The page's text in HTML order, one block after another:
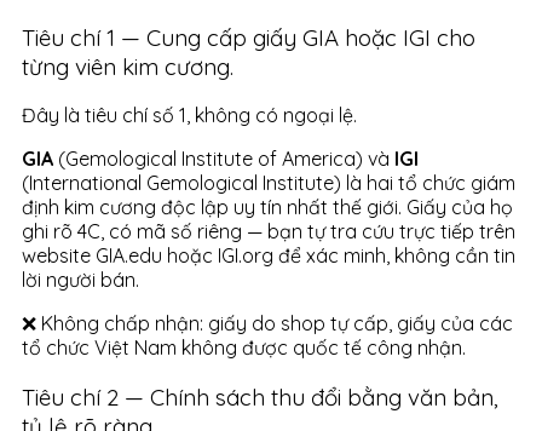
Tiêu chí 1 — Cung cấp giấy GIA hoặc IGI cho
từng viên kim cương.
Đây là tiêu chí số 1, không có ngoại lệ.
GIA (Gemological Institute of America) và IGI
(International Gemological Institute) là hai tổ chức giám
định kim cương độc lập uy tín nhất thế giới. Giấy của họ
ghi rõ 4C, có mã số riêng — bạn tự tra cứu trực tiếp trên
website GIA.edu hoặc IGI.org để xác minh, không cần tin
lời người bán.
❌ Không chấp nhận: giấy do shop tự cấp, giấy của các
tổ chức Việt Nam không được quốc tế công nhận.
Tiêu chí 2 — Chính sách thu đổi bằng văn bản,